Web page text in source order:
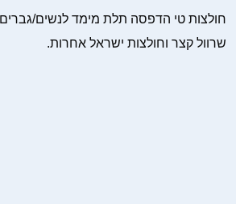
חולצות טי הדפסה תלת מימד לנשים/גברים
שרוול קצר וחולצות ישראל אחרות.